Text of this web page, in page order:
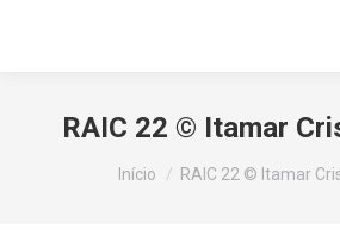
RAIC 22 © Itamar
Você está aqui:
Início RAIC 22 © Itamar